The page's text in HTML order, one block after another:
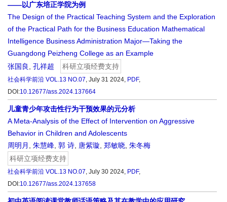
——以广东培正学院为例
The Design of the Practical Teaching System and the Exploration
of the Practical Path for the Business Education Mathematical
Intelligence Business Administration Major—Taking the
Guangdong Peizheng College as an Example
张国良
孔祥超 科研立项经费支持
社会科学前沿 VOL.13 NO.07, July 31 2024, PDF,
DOI:10.12677/ass.2024.137664
儿童青少年攻击性行为干预效果的元分析
A Meta-Analysis of the Effect of Intervention on Aggressive
Behavior in Children and Adolescents
周明月
朱慧峰 郭 诗 唐紫璇 郑敏晓 朱冬梅
科研立项经费支持
社会科学前沿 VOL.13 NO.07, July 30 2024, PDF,
DOI:10.12677/ass.2024.137658